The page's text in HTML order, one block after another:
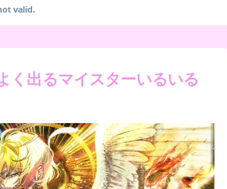
valid.
く出るマイスターいるいる